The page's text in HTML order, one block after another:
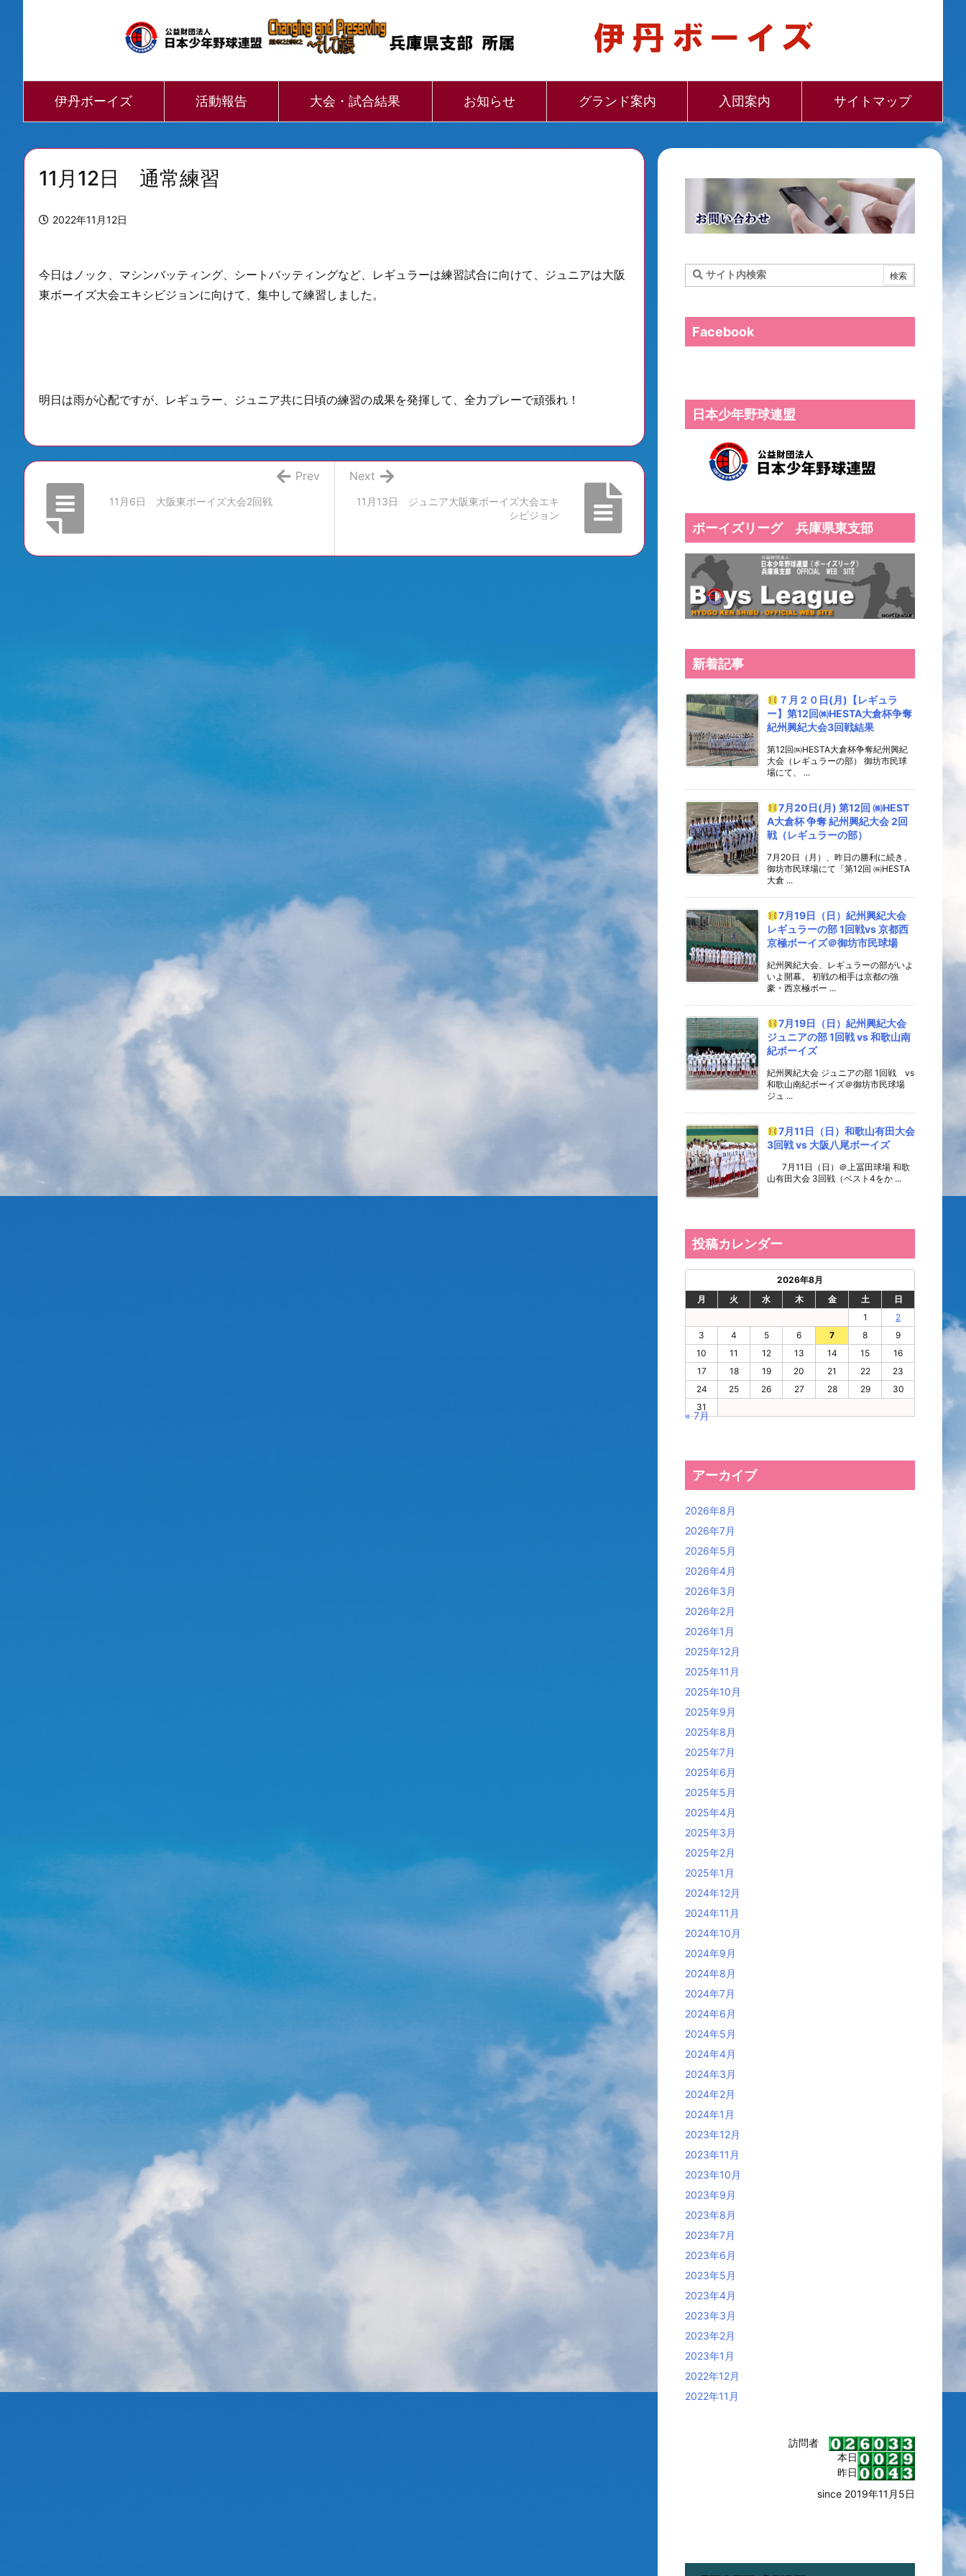
伊丹ボーイズ 活動報告 大会・試合結果 お知らせ グランド案内 入団案内 サイトマップ
11月12日 通常練習
2022年11月12日
今日はノック、マシンバッティング、シートバッティングなど、レギュラーは練習試合に向けて、ジュニアは大阪
東ボーイズ大会エキシビジョンに向けて、集中して練習しました。
明日は雨が心配ですが、レギュラー、ジュニア共に日頃の練習の成果を発揮して、全力プレーで頑張れ！
11月13日 ジュニア大阪東ボーイズ大会エキ
シビジョン
Next
11月6日 大阪東ボーイズ大会2回戦
Prev
Facebook
日本少年野球連盟
ボーイズリーグ 兵庫県東支部
新着記事
７月２０日(月)【レギュラ
ー】第12回㈱HESTA大倉杯争奪
紀州興紀大会3回戦結果
第12回㈱HESTA大倉杯争奪紀州興紀
大会（レギュラーの部） 御坊市民球
場にて、 ...
7月20日(月) 第12回 ㈱HEST
A大倉杯 争奪 紀州興紀大会 2回
戦（レギュラーの部）
7月20日（月）、昨日の勝利に続き、
御坊市民球場にて「第12回 ㈱HESTA
大倉 ...
7月19日（日）紀州興紀大会
レギュラーの部 1回戦vs 京都西
京極ボーイズ＠御坊市民球場
紀州興紀大会、レギュラーの部がいよ
いよ開幕。 初戦の相手は京都の強
豪・西京極ボー ...
7月19日（日）紀州興紀大会
ジュニアの部 1回戦 vs 和歌山南
紀ボーイズ
紀州興紀大会 ジュニアの部 1回戦 vs
和歌山南紀ボーイズ＠御坊市民球場
ジュ ...
7月11日（日）和歌山有田大会
3回戦 vs 大阪八尾ボーイズ
7月11日（日）＠上冨田球場 和歌
山有田大会 3回戦（ベスト4をか ...
投稿カレンダー
2026年8月
月
火 水 木 金 土
日
1
2
3
4 5 6 7 8
9
10
11 12 13 14 15
16
17
18 19 20 21 22
23
24
25 26 27 28 29
30
31
« 7月
アーカイブ
2026年8月
2026年7月
2026年5月
2026年4月
2026年3月
2026年2月
2026年1月
2025年12月
2025年11月
2025年10月
2025年9月
2025年8月
2025年7月
2025年6月
2025年5月
2025年4月
2025年3月
2025年2月
2025年1月
2024年12月
2024年11月
2024年10月
2024年9月
2024年8月
2024年7月
2024年6月
2024年5月
2024年4月
2024年3月
2024年2月
2024年1月
2023年12月
2023年11月
2023年10月
2023年9月
2023年8月
2023年7月
2023年6月
2023年5月
2023年4月
2023年3月
2023年2月
2023年1月
2022年12月
2022年11月
訪問者
本日
昨日
since 2019年11月5日